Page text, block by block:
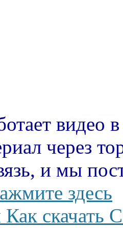
видео
через
и мы
здесь
скачать